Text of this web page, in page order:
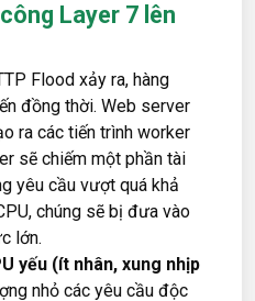
Layer 7 lên
Flood xảy ra, hàng
đồng thời. Web server
ra các tiến trình worker
sẽ chiếm một phần tài
yêu cầu vượt quá khả
chúng sẽ bị đưa vào
lớn.
yếu (ít nhân, xung nhịp
nhỏ các yêu cầu độc